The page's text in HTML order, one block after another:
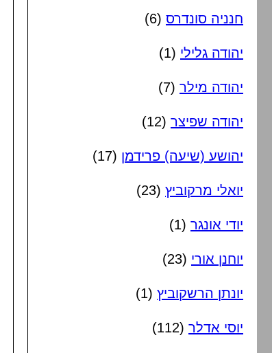
חנניה סונדרס (6)
יהודה גלילי (1)
יהודה מילר (7)
יהודה שפיצר (12)
יהושע (שיעה) פרידמן (17)
יואלי מרקוביץ (23)
יודי אונגר (1)
יוחנן אורי (23)
יונתן הרשקוביץ (1)
יוסי אדלר (112)